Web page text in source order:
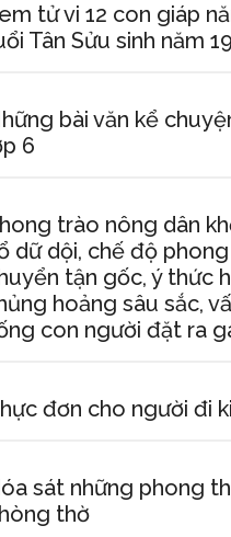
tử vi 12 con giáp
Tân Sửu sinh năm
bài văn kể
6
trào nông dân
dữ dội, chế độ
tận gốc, ý thức
hoảng sâu sắc,
con người đặt ra
đơn cho người đi
sát những phong
thờ